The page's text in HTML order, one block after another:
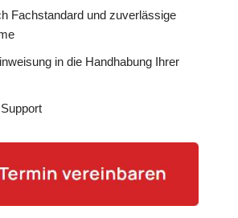
Fachstandard und zuverlässige
in die Handhabung Ihrer